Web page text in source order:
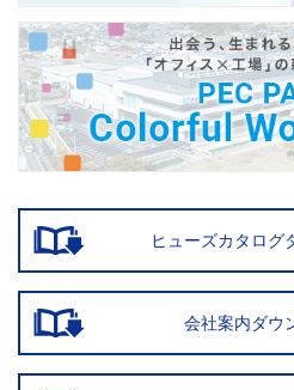
ヒューズカタログ
会社案内ダウ